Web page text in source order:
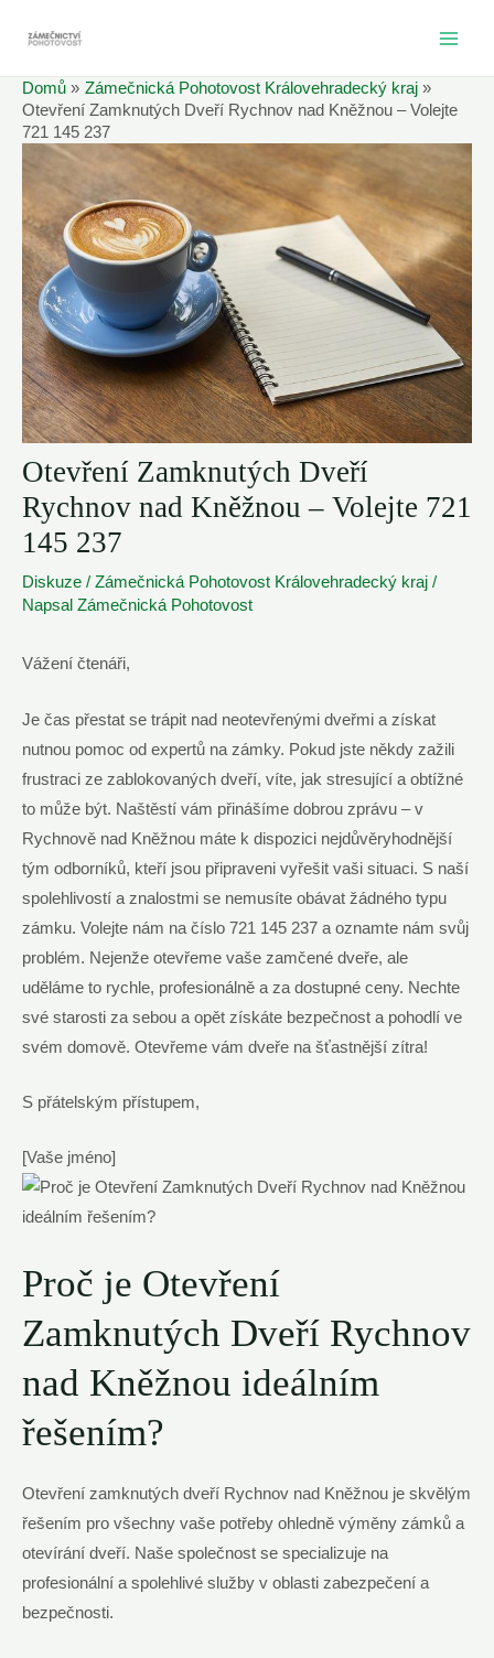
Domů
Zámečnická Pohotovost Královehradecký kraj
Otevření Zamknutých Dveří Rychnov nad Kněžnou – Volejte
721 145 237
Otevření Zamknutých Dveří
Rychnov nad Kněžnou – Volejte 721
145 237
Diskuze / Zámečnická Pohotovost Královehradecký kraj /
Napsal Zámečnická Pohotovost
Vážení čtenáři,
Je čas přestat se trápit nad neotevřenými dveřmi a získat
nutnou pomoc od expertů na zámky. Pokud jste někdy zažili
frustraci ze zablokovaných dveří, víte, jak stresující a obtížné
to může být. Naštěstí vám přinášíme dobrou zprávu – v
Rychnově nad Kněžnou máte k dispozici nejdůvěryhodnější
tým odborníků, kteří jsou připraveni vyřešit vaši situaci. S naší
spolehlivostí a znalostmi se nemusíte obávat žádného typu
zámku. Volejte nám na číslo 721 145 237 a oznamte nám svůj
problém. Nejenže otevřeme vaše zamčené dveře, ale
uděláme to rychle, profesionálně a za dostupné ceny. Nechte
své starosti za sebou a opět získáte bezpečnost a pohodlí ve
svém domově. Otevřeme vám dveře na šťastnější zítra!
S přátelským přístupem,
[Vaše jméno]
Proč je Otevření
Zamknutých Dveří Rychnov
nad Kněžnou ideálním
řešením?
Otevření zamknutých dveří Rychnov nad Kněžnou je skvělým
řešením pro všechny vaše potřeby ohledně výměny zámků a
otevírání dveří. Naše společnost se specializuje na
profesionální a spolehlivé služby v oblasti zabezpečení a
bezpečnosti.